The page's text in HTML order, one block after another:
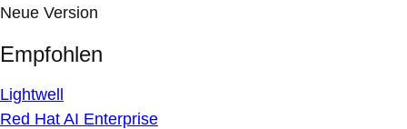
Neue Version
Empfohlen
Lightwell
Red Hat AI Enterprise